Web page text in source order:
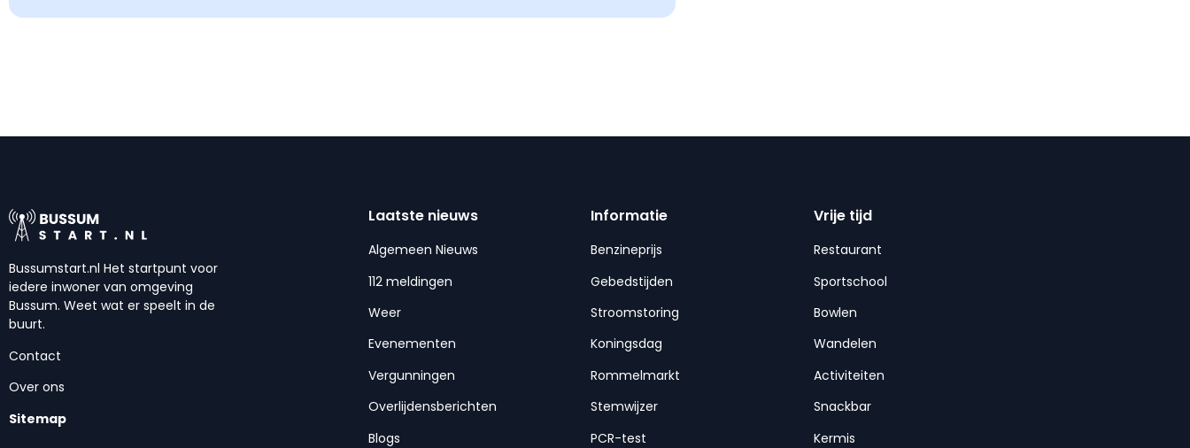
Bussumstart.nl Het startpunt voor
iedere inwoner van omgeving
Bussum. Weet wat er speelt in de
buurt.
Contact
Over ons
Sitemap
Laatste nieuws
Algemeen Nieuws
112 meldingen
Weer
Evenementen
Vergunningen
Overlijdensberichten
Blogs
Informatie
Benzineprijs
Gebedstijden
Stroomstoring
Koningsdag
Rommelmarkt
Stemwijzer
PCR-test
Vrije tijd
Restaurant
Sportschool
Bowlen
Wandelen
Activiteiten
Snackbar
Kermis